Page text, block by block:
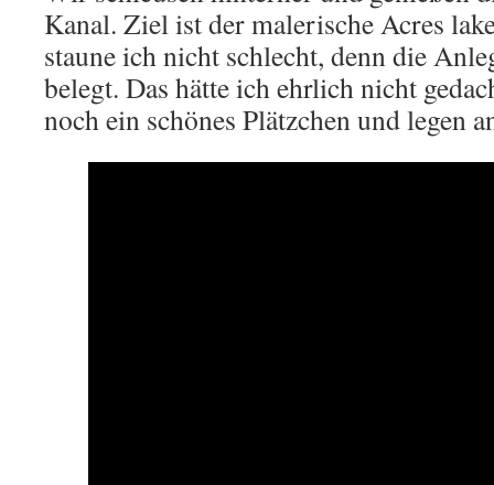
Kanal. Ziel ist der malerische Acres
staune ich nicht schlecht, denn die
belegt. Das hätte ich ehrlich nicht
noch ein schönes Plätzchen und legen